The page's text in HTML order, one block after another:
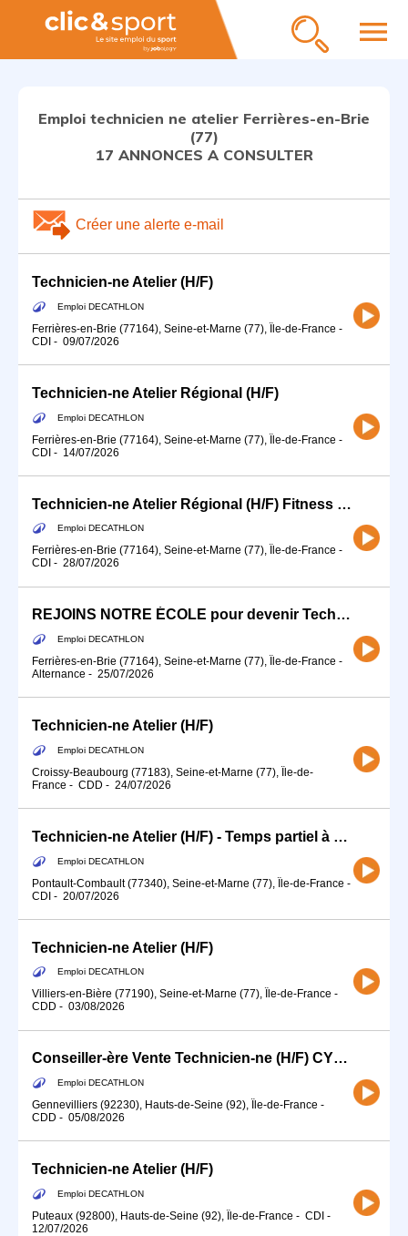
menu
Emploi technicien ne atelier Ferrières-en-Brie
(77)
17 ANNONCES A CONSULTER
Créer une alerte e-mail
Technicien-ne Atelier (H/F)
Emploi DECATHLON
Ferrières-en-Brie (77164), Seine-et-Marne (77), Île-de-France -
CDI - 09/07/2026
Technicien-ne Atelier Régional (H/F)
Emploi DECATHLON
Ferrières-en-Brie (77164), Seine-et-Marne (77), Île-de-France -
CDI - 14/07/2026
Technicien-ne Atelier Régional (H/F) Fitness / Ski / Cycle
Emploi DECATHLON
Ferrières-en-Brie (77164), Seine-et-Marne (77), Île-de-France -
CDI - 28/07/2026
REJOINS NOTRE ÉCOLE pour devenir Technicien-ne Atelier (H/F) - Alternance
Emploi DECATHLON
Ferrières-en-Brie (77164), Seine-et-Marne (77), Île-de-France -
Alternance - 25/07/2026
Technicien-ne Atelier (H/F)
Emploi DECATHLON
Croissy-Beaubourg (77183), Seine-et-Marne (77), Île-de-
France - CDD - 24/07/2026
Technicien-ne Atelier (H/F) - Temps partiel à partir de Septembre
Emploi DECATHLON
Pontault-Combault (77340), Seine-et-Marne (77), Île-de-France -
CDI - 20/07/2026
Technicien-ne Atelier (H/F)
Emploi DECATHLON
Villiers-en-Bière (77190), Seine-et-Marne (77), Île-de-France -
CDD - 03/08/2026
Conseiller-ère Vente Technicien-ne (H/F) CYCLE ATELIER
Emploi DECATHLON
Gennevilliers (92230), Hauts-de-Seine (92), Île-de-France -
CDD - 05/08/2026
Technicien-ne Atelier (H/F)
Emploi DECATHLON
Puteaux (92800), Hauts-de-Seine (92), Île-de-France - CDI -
12/07/2026